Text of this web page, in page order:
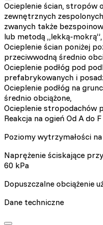
Ocieplenie ścian, stropów
zewnętrznych
zwanych także
lub metodą „lekką-mokrą”,
Ocieplenie ścian poniżej
przeciwwodną średnio
Ocieplenie podłóg pod
prefabrykowanych i
Ocieplenie podłóg na
średnio obciążone,
Ocieplenie stropodachów
Reakcja na ogień Od A do
Poziomy wytrzymałości
Naprężenie ściskające
60 kPa
Dopuszczalne obciążenie
Dane techniczne